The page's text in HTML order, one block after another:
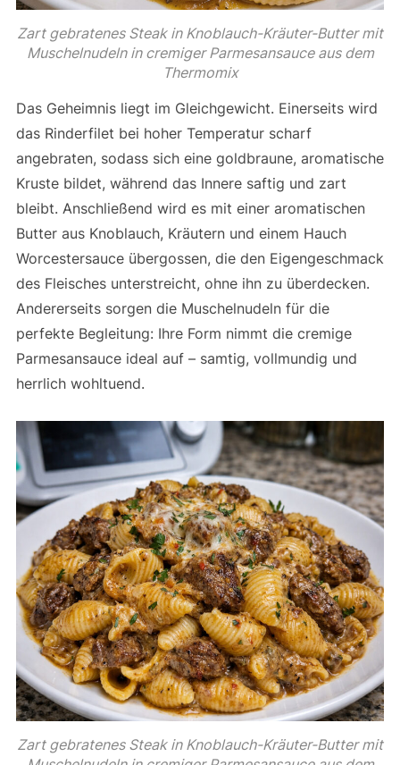
Zart gebratenes Steak in Knoblauch-Kräuter-Butter mit
Muschelnudeln in cremiger Parmesansauce aus dem
Thermomix
Das Geheimnis liegt im Gleichgewicht. Einerseits wird
das Rinderfilet bei hoher Temperatur scharf
angebraten, sodass sich eine goldbraune, aromatische
Kruste bildet, während das Innere saftig und zart
bleibt. Anschließend wird es mit einer aromatischen
Butter aus Knoblauch, Kräutern und einem Hauch
Worcestersauce übergossen, die den Eigengeschmack
des Fleisches unterstreicht, ohne ihn zu überdecken.
Andererseits sorgen die Muschelnudeln für die
perfekte Begleitung: Ihre Form nimmt die cremige
Parmesansauce ideal auf – samtig, vollmundig und
herrlich wohltuend.
Zart gebratenes Steak in Knoblauch-Kräuter-Butter mit